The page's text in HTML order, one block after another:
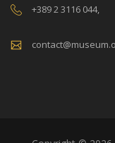
+389 2 3116 044,